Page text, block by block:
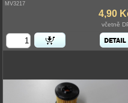
MV3217
4,90
včetně